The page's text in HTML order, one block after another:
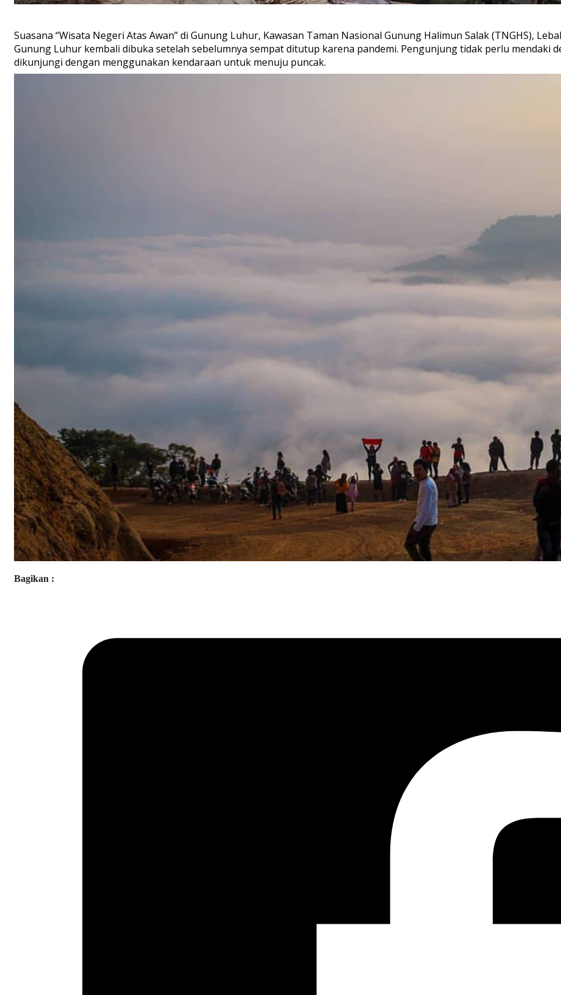
Suasana “Wisata Negeri Atas Awan” di Gunung Luhur, Kawasan Taman Nasional Gunung Halimun Salak (TNGHS),
Gunung Luhur kembali dibuka setelah sebelumnya sempat ditutup karena pandemi. Pengunjung tidak perlu mendaki
dikunjungi dengan menggunakan kendaraan untuk menuju puncak.
Bagikan :